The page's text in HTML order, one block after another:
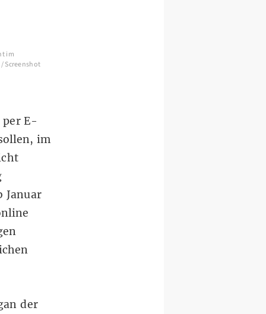
im
Screenshot
per E-
im
Januar
der